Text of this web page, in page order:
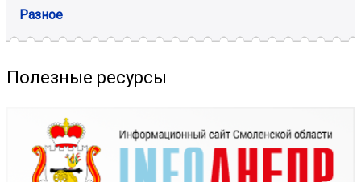
Разное
Полезные ресурсы